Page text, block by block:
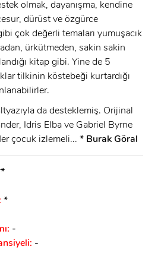
olmak, dayanışma, kendine
dürüst ve özgürce
çok değerli temaları yumuşacık
ürkütmeden, sakin sakin
kitap gibi. Yine de 5
tilkinin köstebeği kurtardığı
da desteklemiş. Orijinal
Idris Elba ve Gabriel Byrne
çocuk izlemeli... * Burak Göral
*
-
-